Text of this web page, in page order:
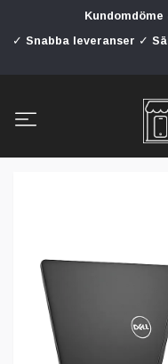
Kundomdöme
✓ Snabba leveranser ✓